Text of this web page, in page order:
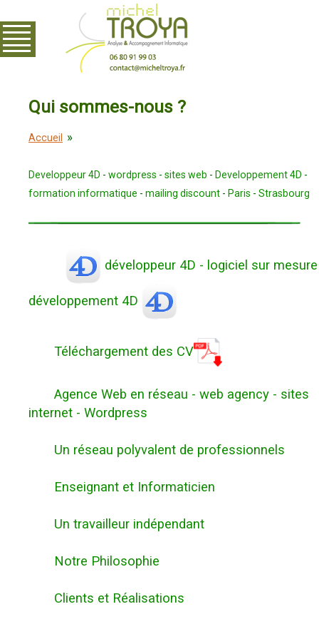
Qui sommes-nous ?
Accueil »
Developpeur 4D - wordpress - sites web - Developpement 4D -
formation informatique - mailing discount - Paris - Strasbourg
développeur 4D - logiciel sur
développement 4D
Téléchargement des CV
Agence Web en réseau - web agency - sites
internet - Wordpress
Un réseau polyvalent de professionnels
Enseignant et Informaticien
Un travailleur indépendant
Notre Philosophie
Clients et Réalisations